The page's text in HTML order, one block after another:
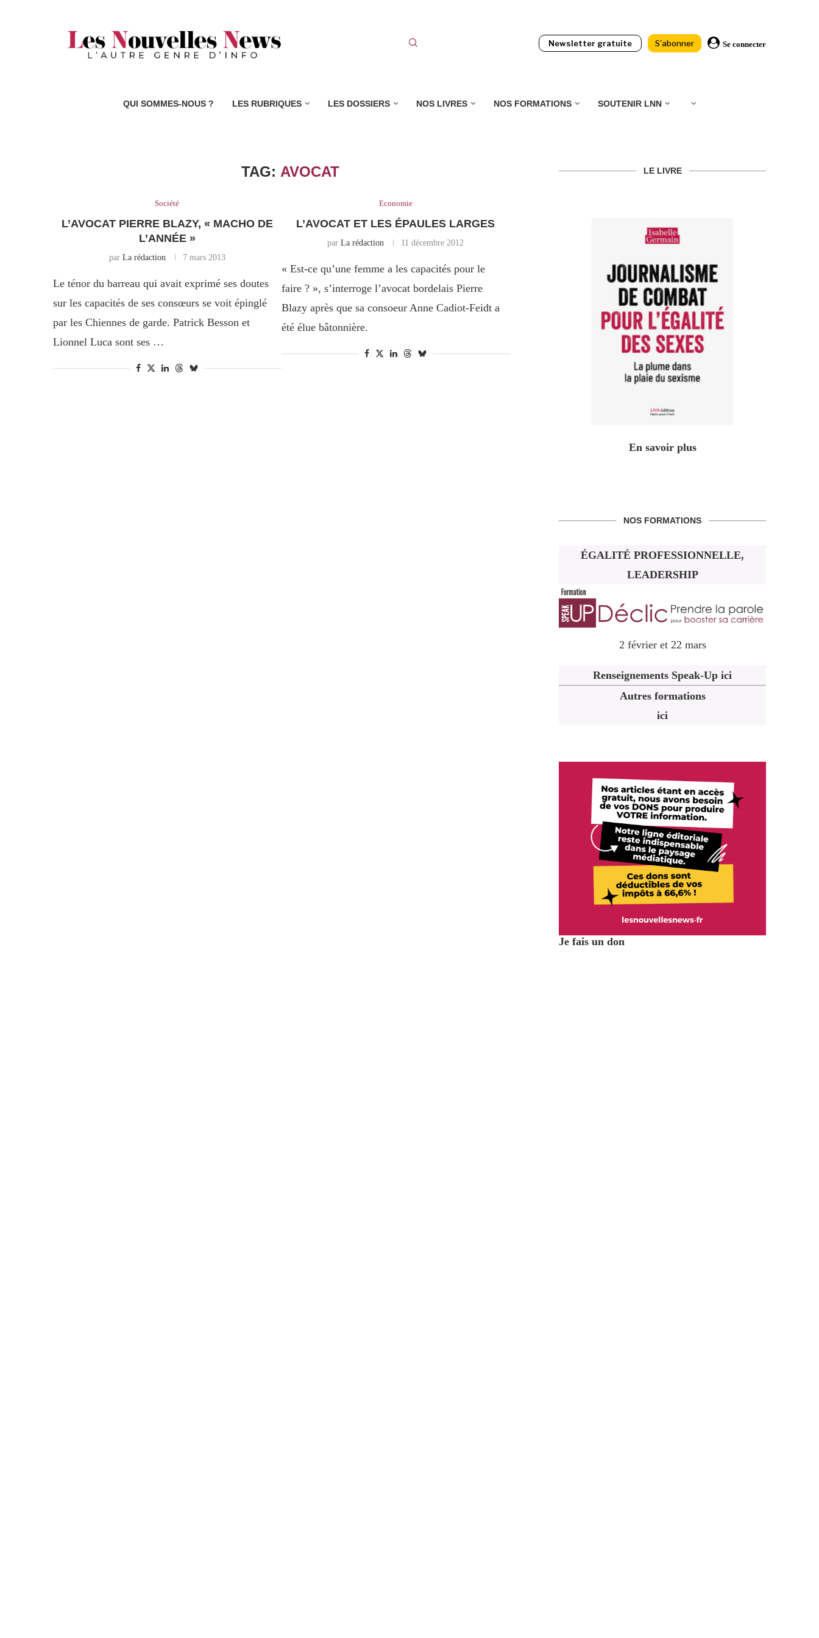
Newsletter gratuite S'abonner Se connecter
QUI SOMMES-NOUS ? LES RUBRIQUES LES DOSSIERS NOS LIVRES NOS FORMATIONS SOUTENIR LNN
TAG: AVOCAT
Société
L’AVOCAT PIERRE BLAZY, « MACHO DE
L’ANNÉE »
par La rédaction 7 mars 2013
Le ténor du barreau qui avait exprimé ses doutes
sur les capacités de ses consœurs se voit épinglé
par les Chiennes de garde. Patrick Besson et
Lionnel Luca sont ses …
Economie
L’AVOCAT ET LES ÉPAULES LARGES
parLa rédaction 11 décembre 2012
« Est-ce qu’une femme a les capacités pour le
faire ? », s’interroge l’avocat bordelais Pierre
Blazy après que sa consoeur Anne Cadiot-Feidt a
été élue bâtonnière.
LE LIVRE
En savoir plus
NOS FORMATIONS
ÉGALITÉ PROFESSIONNELLE,
LEADERSHIP
2 février et 22 mars
Renseignements Speak-Up ici
Autres formations
ici
Je fais un don